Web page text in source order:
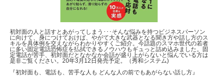
初対面の人と話すとあがってしまう･･･そんな悩みを持つビジネスパーソン
に向けて、身につけておけば、やがて大きな武器となる聞き方や話し方のス
キルを具体例を交えながらわかりやすくご紹介。今話題のスマホ世代の若者
に多い固定電話恐怖症を払拭できるノウハウもギュっと詰め込みました。固
定電話が苦手、初対面だとなかなか会話が盛り上がらないと悩んでいる方は
是非ご覧ください。20年3月12日発売予定。（秀和システム)
『初対面も、電話も、苦手な人も どんな人の前でもあがらない話し方』